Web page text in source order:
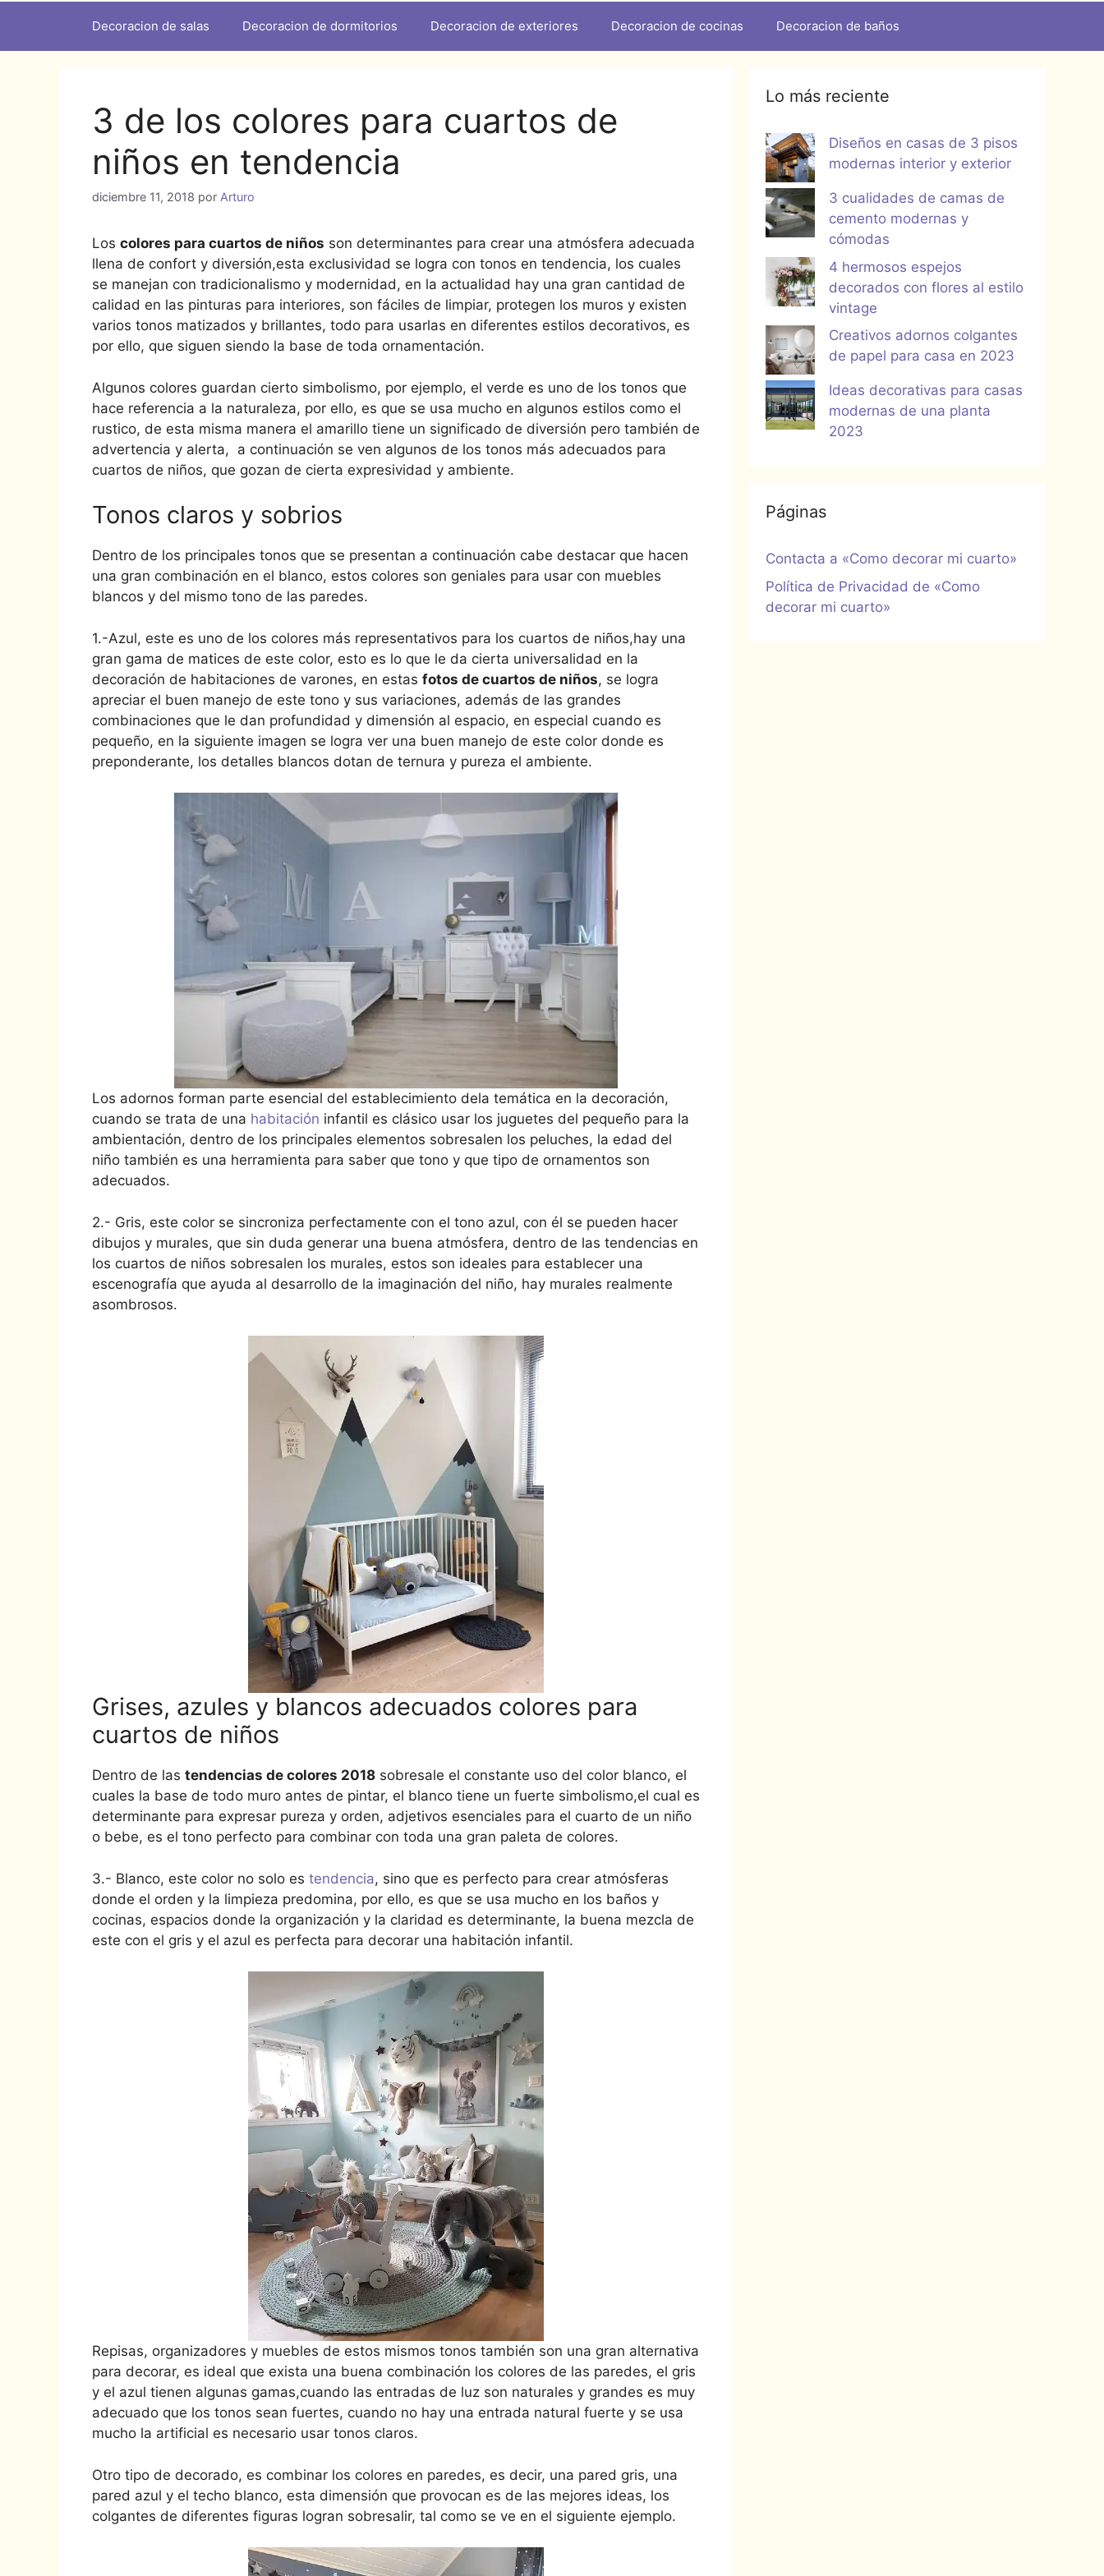
Decoracion de salas Decoracion de dormitorios Decoracion de exteriores Decoracion de cocinas Decoracion de baños
3 de los colores para cuartos de
niños en tendencia
diciembre 11, 2018 por Arturo
Los colores para cuartos de niños son determinantes para crear una atmósfera adecuada
llena de confort y diversión,esta exclusividad se logra con tonos en tendencia, los cuales
se manejan con tradicionalismo y modernidad, en la actualidad hay una gran cantidad de
calidad en las pinturas para interiores, son fáciles de limpiar, protegen los muros y existen
varios tonos matizados y brillantes, todo para usarlas en diferentes estilos decorativos, es
por ello, que siguen siendo la base de toda ornamentación.
Algunos colores guardan cierto simbolismo, por ejemplo, el verde es uno de los tonos que
hace referencia a la naturaleza, por ello, es que se usa mucho en algunos estilos como el
rustico, de esta misma manera el amarillo tiene un significado de diversión pero también de
advertencia y alerta, a continuación se ven algunos de los tonos más adecuados para
cuartos de niños, que gozan de cierta expresividad y ambiente.
Tonos claros y sobrios
Dentro de los principales tonos que se presentan a continuación cabe destacar que hacen
una gran combinación en el blanco, estos colores son geniales para usar con muebles
blancos y del mismo tono de las paredes.
1.-Azul, este es uno de los colores más representativos para los cuartos de niños,hay una
gran gama de matices de este color, esto es lo que le da cierta universalidad en la
decoración de habitaciones de varones, en estas fotos de cuartos de niños, se logra
apreciar el buen manejo de este tono y sus variaciones, además de las grandes
combinaciones que le dan profundidad y dimensión al espacio, en especial cuando es
pequeño, en la siguiente imagen se logra ver una buen manejo de este color donde es
preponderante, los detalles blancos dotan de ternura y pureza el ambiente.
Los adornos forman parte esencial del establecimiento dela temática en la decoración,
cuando se trata de una habitación infantil es clásico usar los juguetes del pequeño para la
ambientación, dentro de los principales elementos sobresalen los peluches, la edad del
niño también es una herramienta para saber que tono y que tipo de ornamentos son
adecuados.
2.- Gris, este color se sincroniza perfectamente con el tono azul, con él se pueden hacer
dibujos y murales, que sin duda generar una buena atmósfera, dentro de las tendencias en
los cuartos de niños sobresalen los murales, estos son ideales para establecer una
escenografía que ayuda al desarrollo de la imaginación del niño, hay murales realmente
asombrosos.
Grises, azules y blancos adecuados colores para
cuartos de niños
Dentro de las tendencias de colores 2018 sobresale el constante uso del color blanco, el
cuales la base de todo muro antes de pintar, el blanco tiene un fuerte simbolismo,el cual es
determinante para expresar pureza y orden, adjetivos esenciales para el cuarto de un niño
o bebe, es el tono perfecto para combinar con toda una gran paleta de colores.
3.- Blanco, este color no solo es tendencia, sino que es perfecto para crear atmósferas
donde el orden y la limpieza predomina, por ello, es que se usa mucho en los baños y
cocinas, espacios donde la organización y la claridad es determinante, la buena mezcla de
este con el gris y el azul es perfecta para decorar una habitación infantil.
Repisas, organizadores y muebles de estos mismos tonos también son una gran alternativa
para decorar, es ideal que exista una buena combinación los colores de las paredes, el gris
y el azul tienen algunas gamas,cuando las entradas de luz son naturales y grandes es muy
adecuado que los tonos sean fuertes, cuando no hay una entrada natural fuerte y se usa
mucho la artificial es necesario usar tonos claros.
Otro tipo de decorado, es combinar los colores en paredes, es decir, una pared gris, una
pared azul y el techo blanco, esta dimensión que provocan es de las mejores ideas, los
colgantes de diferentes figuras logran sobresalir, tal como se ve en el siguiente ejemplo.
Lo más reciente
Diseños en casas de 3 pisos
modernas interior y exterior
3 cualidades de camas de
cemento modernas y
cómodas
4 hermosos espejos
decorados con flores al estilo
vintage
Creativos adornos colgantes
de papel para casa en 2023
Ideas decorativas para casas
modernas de una planta
2023
Páginas
Contacta a «Como decorar mi cuarto»
Política de Privacidad de «Como
decorar mi cuarto»